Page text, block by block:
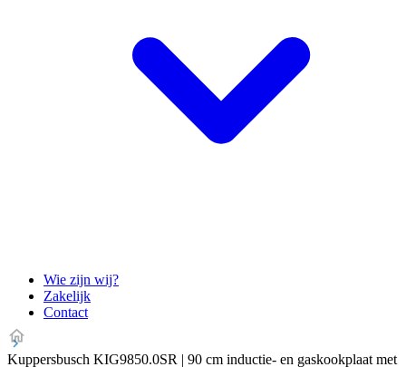
Wie zijn wij?
Zakelijk
Contact
Kuppersbusch KIG9850.0SR | 90 cm inductie- en gaskookplaat met